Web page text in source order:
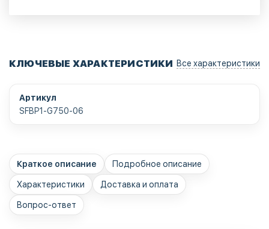
КЛЮЧЕВЫЕ ХАРАКТЕРИСТИКИ Все характеристики
Артикул
SFBP1-G750-06
Краткое описание Подробное описание
Характеристики Доставка и оплата
Вопрос-ответ